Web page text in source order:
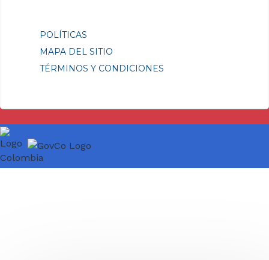
POLÍTICAS
MAPA DEL SITIO
TÉRMINOS Y CONDICIONES